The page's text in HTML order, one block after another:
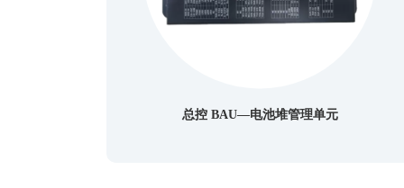
总控 BAU—电池堆管理单元